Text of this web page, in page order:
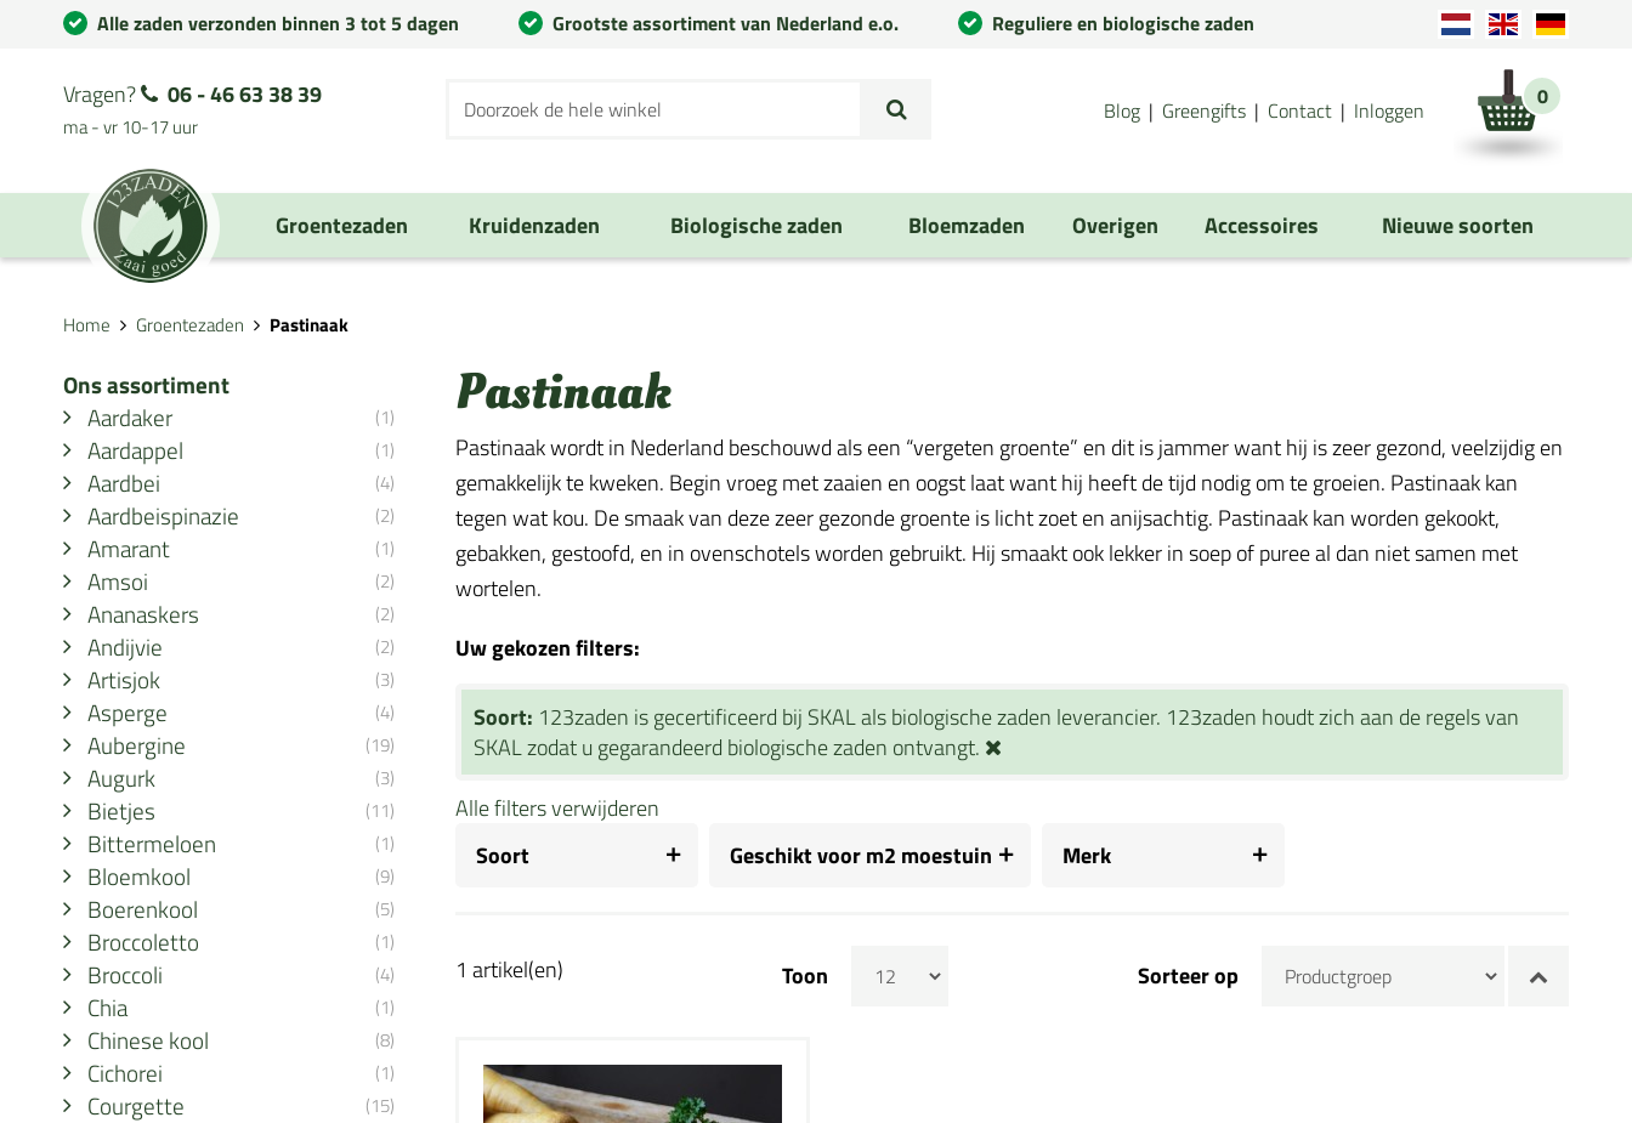
Alle zaden verzonden binnen 3 tot 5 dagen Grootste assortiment van Nederland e.o. Reguliere en biologische zaden
Vragen? 06 - 46 63 38 39
ma - vr 10-17 uur
Blog Greengifts Contact Inloggen 0
Groentezaden Kruidenzaden Biologische zaden Bloemzaden Overigen Accessoires Nieuwe soorten
Home Groentezaden Pastinaak
Ons assortiment
Aardaker
(1)
Aardappel (1)
Aardbei (4)
Aardbeispinazie (2)
Amarant (1)
Amsoi (2)
Ananaskers (2)
Andijvie (2)
Artisjok (3)
Asperge (4)
Aubergine (19)
Augurk (3)
Bietjes (11)
Bittermeloen (1)
Bloemkool (9)
Boerenkool (5)
Broccoletto (1)
Broccoli (4)
Chia (1)
Chinese kool (8)
Cichorei (1)
Courgette (15)
Pastinaak
Pastinaak wordt in Nederland beschouwd als een “vergeten groente” en dit is jammer want hij is zeer gezond, veelzijdig en
gemakkelijk te kweken. Begin vroeg met zaaien en oogst laat want hij heeft de tijd nodig om te groeien. Pastinaak kan
tegen wat kou. De smaak van deze zeer gezonde groente is licht zoet en anijsachtig. Pastinaak kan worden gekookt,
gebakken, gestoofd, en in ovenschotels worden gebruikt. Hij smaakt ook lekker in soep of puree al dan niet samen met
wortelen.
Uw gekozen filters:
Soort: 123zaden is gecertificeerd bij SKAL als biologische zaden leverancier. 123zaden houdt zich aan de regels van
SKAL zodat u gegarandeerd biologische zaden ontvangt.
Alle filters verwijderen
Soort
Geschikt voor m2 moestuin Merk
1 artikel(en) Toon Sorteer op